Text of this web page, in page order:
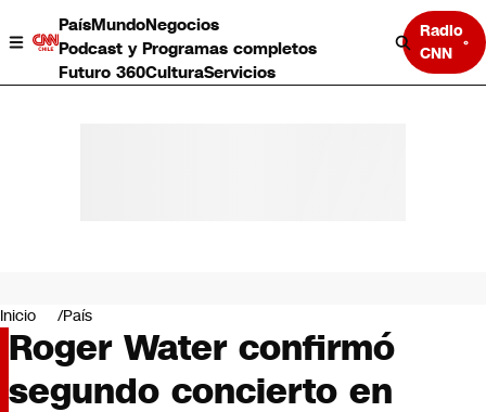
PaísMundoNegocios
Podcast y Programas completos
Futuro 360CulturaServicios
Radio
CNN
Negocios
Deportes
Programas completos
Cultura
Inicio País
Roger Water confirmó
segundo concierto en